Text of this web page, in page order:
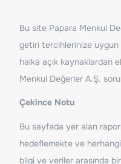
Bu site Papara Menkul
getiri tercihlerinize uygun
halka açık kaynaklardan
Menkul Değerler A.Ş.
Çekince Notu
Bu sayfada yer alan
hedeflemekte ve herhangi
bilgi ve veriler arasında